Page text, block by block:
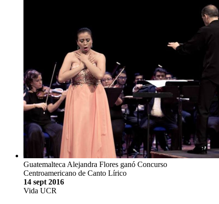
Guatemalteca Alejandra Flores ganó Concurso
Centroamericano de Canto Lírico
14 sept 2016
Vida UCR